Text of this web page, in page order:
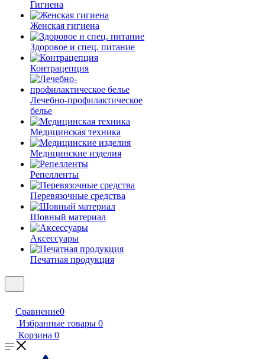
Гигиена
Женская гигиена
Здоровое и спец. питание
Контрацепция
Лечебно-профилактическое
белье
Медицинская техника
Медицинские изделия
Репелленты
Перевязочные средства
Шовный материал
Аксессуары
Печатная продукция
Сравнение0
Избранные товары 0
Корзина 0